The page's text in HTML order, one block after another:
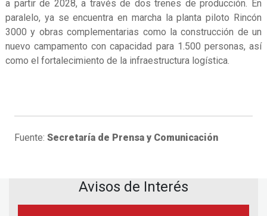
a partir de 2028, a través de dos trenes de producción. En
paralelo, ya se encuentra en marcha la planta piloto Rincón
3000 y obras complementarias como la construcción de un
nuevo campamento con capacidad para 1.500 personas, así
como el fortalecimiento de la infraestructura logística.
Fuente: Secretaría de Prensa y Comunicación
Avisos de Interés